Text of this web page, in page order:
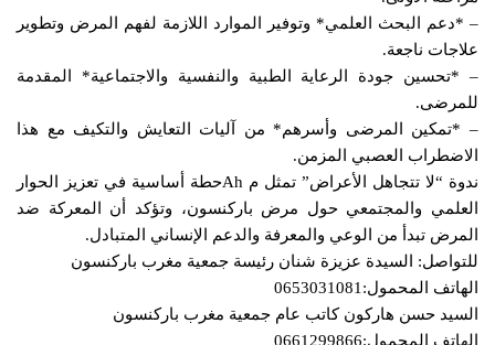
– *دعم البحث العلمي* وتوفير الموارد اللازمة لفهم المرض وتطوير
علاجات ناجعة.
– *تحسين جودة الرعاية الطبية والنفسية والاجتماعية* المقدمة
للمرضى.
– *تمكين المرضى وأسرهم* من آليات التعايش والتكيف مع هذا
الاضطراب العصبي المزمن.
ندوة “لا تتجاهل الأعراض” تمثل م Ahحطة أساسية في تعزيز الحوار
العلمي والمجتمعي حول مرض باركنسون، وتؤكد أن المعركة ضد
المرض تبدأ من الوعي والمعرفة والدعم الإنساني المتبادل.
للتواصل: السيدة عزيزة شنان رئيسة جمعية مغرب باركنسون
الهاتف المحمول:0653031081
السيد حسن هاركون كاتب عام جمعية مغرب باركنسون
الهاتف المحمول:0661299866